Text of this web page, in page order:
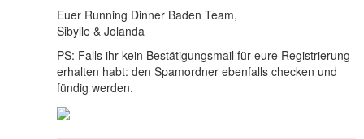
Euer Running Dinner Baden Team,
Sibylle & Jolanda
PS: Falls ihr kein Bestätigungsmail für eure Registrierung
erhalten habt: den Spamordner ebenfalls checken und
fündig werden.